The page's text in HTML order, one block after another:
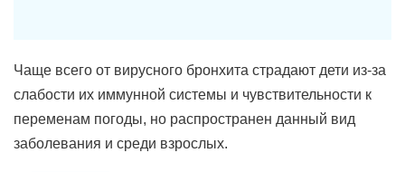
Чаще всего от вирусного бронхита страдают дети из-за
слабости их иммунной системы и чувствительности к
переменам погоды, но распространен данный вид
заболевания и среди взрослых.